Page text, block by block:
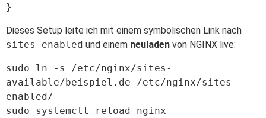
}
Dieses Setup leite ich mit einem symbolischen Link nach
sites-enabled und einem neuladen von NGINX live:
sudo ln -s /etc/nginx/sites-
available/beispiel.de /etc/nginx/sites-
enabled/
sudo systemctl reload nginx